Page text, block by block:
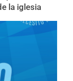
la iglesia